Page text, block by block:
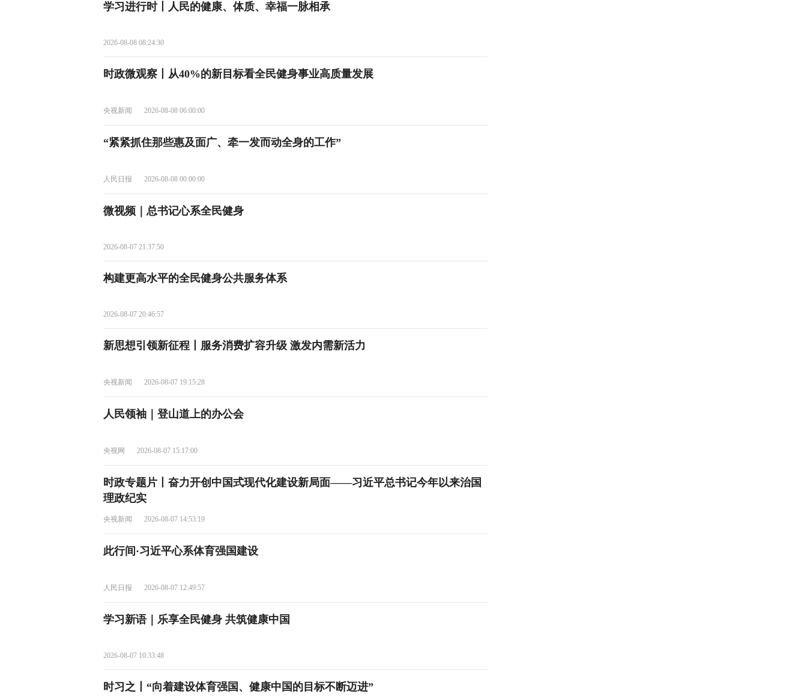
学习进行时丨人民的健康、体质、幸福一脉相承
2026-08-08 08:24:30
时政微观察丨从40%的新目标看全民健身事业高质量发展
央视新闻 2026-08-08 06:00:00
“紧紧抓住那些惠及面广、牵一发而动全身的工作”
人民日报 2026-08-08 00:00:00
微视频｜总书记心系全民健身
2026-08-07 21:37:50
构建更高水平的全民健身公共服务体系
2026-08-07 20:46:57
新思想引领新征程丨服务消费扩容升级 激发内需新活力
央视新闻 2026-08-07 19:15:28
人民领袖｜登山道上的办公会
央视网 2026-08-07 15:17:00
时政专题片丨奋力开创中国式现代化建设新局面——习近平总书记今年以来治国
理政纪实
央视新闻 2026-08-07 14:53:19
此行间·习近平心系体育强国建设
人民日报 2026-08-07 12:49:57
学习新语｜乐享全民健身 共筑健康中国
2026-08-07 10:33:48
时习之丨“向着建设体育强国、健康中国的目标不断迈进”